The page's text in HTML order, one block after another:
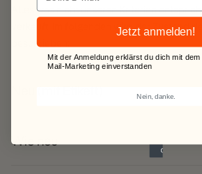
Alles was nicht unseren Kriterien
verkauft. Im folgenden wird der Zustand
beschrieben:
Wie neu
Jetzt anmelden!
Mit der Anmeldung erklärst du dich mit
Mail-Marketing einverstanden
Nein, danke.